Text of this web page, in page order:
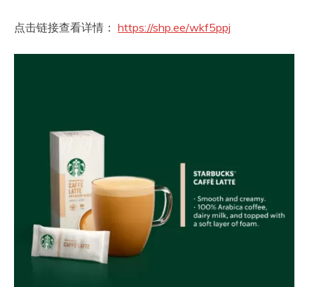
点击链接查看详情： https://shp.ee/wkf5ppj